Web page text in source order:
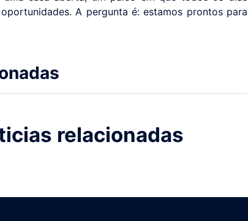
A pergunta é: estamos prontos para
relacionadas